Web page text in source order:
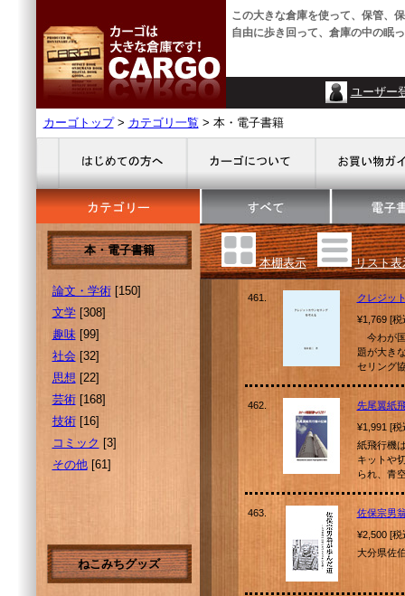
この大きな倉庫を使って、保管、
自由に歩き回って、倉庫の中の眠
ユーザー
カーゴトップ> カテゴリ一覧 > 本・電子書籍
本・電子書籍
論文・学術[150]
文学[308]
趣味[99]
社会[32]
思想 [22]
芸術[168]
技術[16]
コミック [3]
その他[61]
ねこみちグッズ
本棚表示 リスト表
461.
クレジッ
¥1,769 [
今わが国
題が大き
セリング
462.
先尾翼紙
¥1,991 [
紙飛行機
キットや
られ、青
463.
佐保宗男
¥2,500 [
大分県佐